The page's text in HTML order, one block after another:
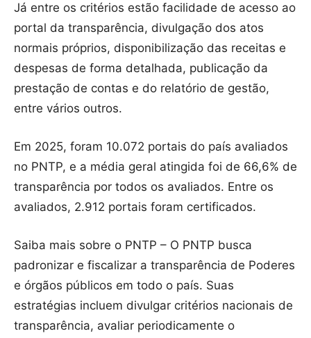
Já entre os critérios estão facilidade de acesso ao
portal da transparência, divulgação dos atos
normais próprios, disponibilização das receitas e
despesas de forma detalhada, publicação da
prestação de contas e do relatório de gestão,
entre vários outros.
Em 2025, foram 10.072 portais do país avaliados
no PNTP, e a média geral atingida foi de 66,6% de
transparência por todos os avaliados. Entre os
avaliados, 2.912 portais foram certificados.
Saiba mais sobre o PNTP – O PNTP busca
padronizar e fiscalizar a transparência de Poderes
e órgãos públicos em todo o país. Suas
estratégias incluem divulgar critérios nacionais de
transparência, avaliar periodicamente o